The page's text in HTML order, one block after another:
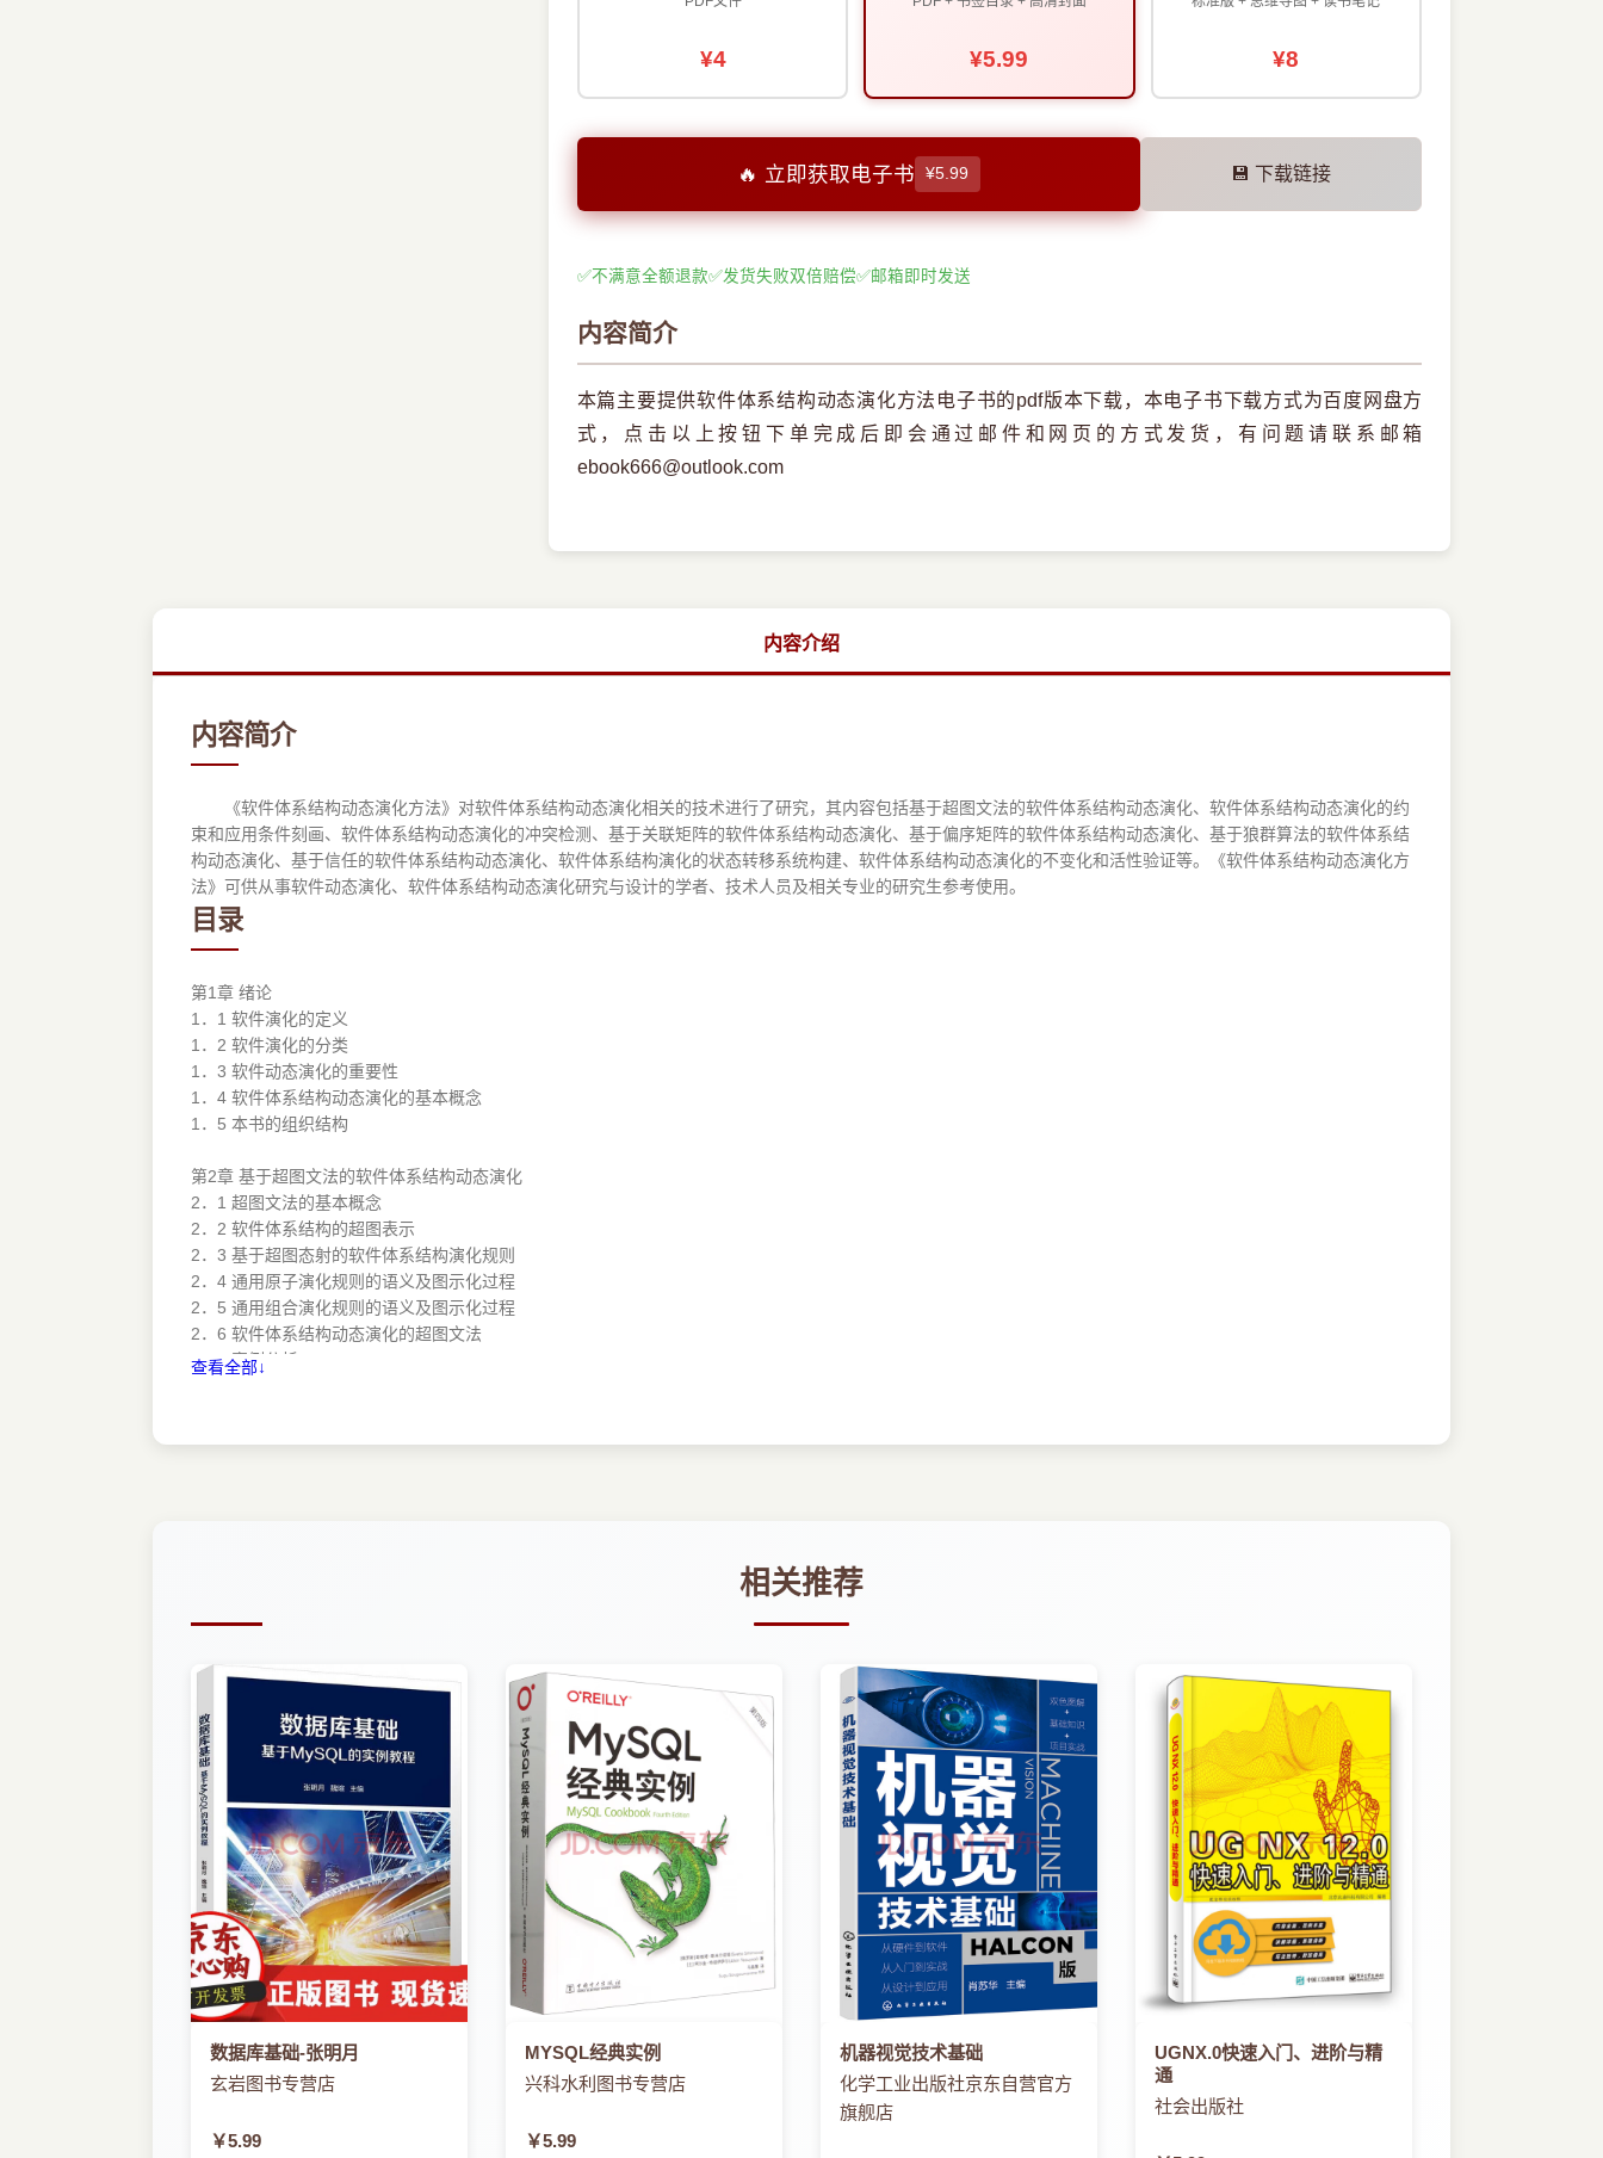
¥4 ¥5.99 ¥8
🔥 立即获取电子书 ¥5.99 💾 下载链接
✅不满意全额退款✅发货失败双倍赔偿✅邮箱即时发送
内容简介
本篇主要提供软件体系结构动态演化方法电子书的pdf版本下载，本电子书下载方式为百度网盘方
式，点击以上按钮下单完成后即会通过邮件和网页的方式发货，有问题请联系邮箱
ebook666@outlook.com
内容介绍
内容简介
《软件体系结构动态演化方法》对软件体系结构动态演化相关的技术进行了研究，其内容包括基于超图文法的软件体系结构动态演化、软件体系结构动态演化的约
束和应用条件刻画、软件体系结构动态演化的冲突检测、基于关联矩阵的软件体系结构动态演化、基于偏序矩阵的软件体系结构动态演化、基于狼群算法的软件体系结
构动态演化、基于信任的软件体系结构动态演化、软件体系结构演化的状态转移系统构建、软件体系结构动态演化的不变化和活性验证等。《软件体系结构动态演化方
法》可供从事软件动态演化、软件体系结构动态演化研究与设计的学者、技术人员及相关专业的研究生参考使用。
目录
第1章 绪论
1．1 软件演化的定义
1．2 软件演化的分类
1．3 软件动态演化的重要性
1．4 软件体系结构动态演化的基本概念
1．5 本书的组织结构
第2章 基于超图文法的软件体系结构动态演化
2．1 超图文法的基本概念
2．2 软件体系结构的超图表示
2．3 基于超图态射的软件体系结构演化规则
2．4 通用原子演化规则的语义及图示化过程
2．5 通用组合演化规则的语义及图示化过程
2．6 软件体系结构动态演化的超图文法
2．7 案例分析
查看全部↓
相关推荐
数据库基础-张明月
玄岩图书专营店
￥5.99
MYSQL经典实例
兴科水利图书专营店
￥5.99
机器视觉技术基础
化学工业出版社京东自营官方
旗舰店
UGNX.0快速入门、进阶与精
通
社会出版社